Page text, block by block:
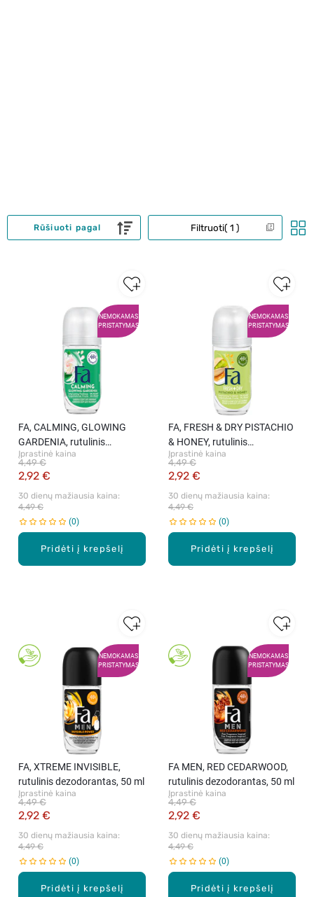
Filtruoti 1
Rūšiuoti pagal
NEMOKAMAS
PRISTATYMAS
Pridėti į krepšelį
FA, CALMING, GLOWING
GARDENIA, rutulinis
dezodorantas, 50 ml.
Įprastinė kaina
2,92 €
4,49 €
30 dienų mažiausia kaina:
4,49 €
0
NEMOKAMAS
PRISTATYMAS
Pridėti į krepšelį
FA, FRESH & DRY PISTACHIO
& HONEY, rutulinis
dezodorantas, 50 ml.
Įprastinė kaina
2,92 €
4,49 €
30 dienų mažiausia kaina:
4,49 €
0
NEMOKAMAS
PRISTATYMAS
Pridėti į krepšelį
FA, XTREME INVISIBLE,
rutulinis dezodorantas, 50 ml
Įprastinė kaina
2,92 €
4,49 €
30 dienų mažiausia kaina:
4,49 €
0
NEMOKAMAS
PRISTATYMAS
Pridėti į krepšelį
FA MEN, RED CEDARWOOD,
rutulinis dezodorantas, 50 ml
Įprastinė kaina
2,92 €
4,49 €
30 dienų mažiausia kaina:
4,49 €
0